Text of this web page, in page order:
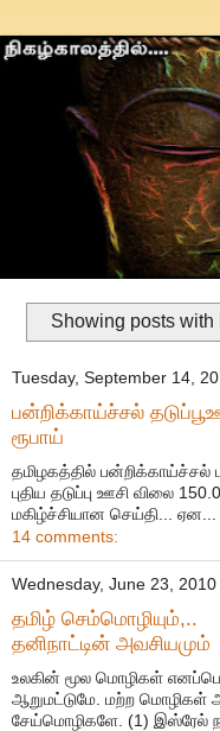
Showing posts with
Tuesday, September 14,
பன்றிக்காய்ச்சல்
ரூபாய்
தமிழகத்தில் பன்றிக்காய்ச்சல்
புதிய தடுப்பு ஊசி விலை
மகிழ்ச்சியான செய்தி... ஏன...
14 comments:
Wednesday, June 23, 2010
தமிழ் செம்மொழியும்,..
தனிநாட்டின் அவசியமும்
உலகின் மூல மொழிகள்
ஆறுமட்டுமே. மற்ற மொழிகள்
சேய்மொழிகளே. (1) இஸ்ரேல்